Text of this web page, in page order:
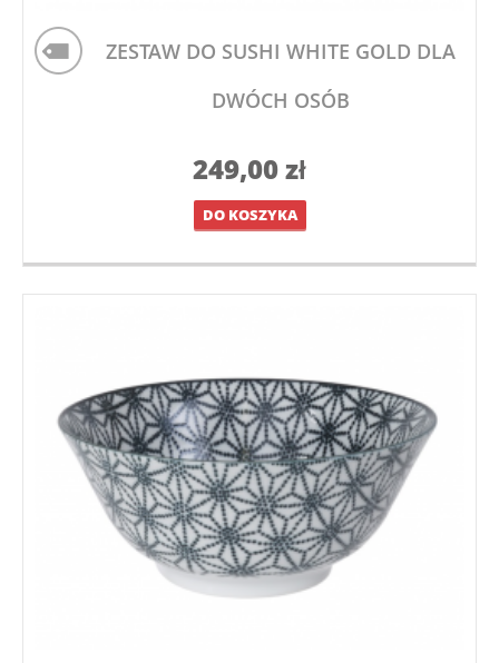
ZESTAW DO SUSHI WHITE GOLD DLA
DWÓCH OSÓB
249,00zł
DO KOSZYKA